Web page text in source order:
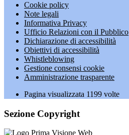
Cookie policy
Note legali
Informativa Privacy
Ufficio Relazioni con il Pubblico
Dichiarazione di accessibilità
Obiettivi di accessibilità
Whistleblowing
Gestione consensi cookie
Amministrazione trasparente
Pagina visualizzata 1199 volte
Sezione Copyright